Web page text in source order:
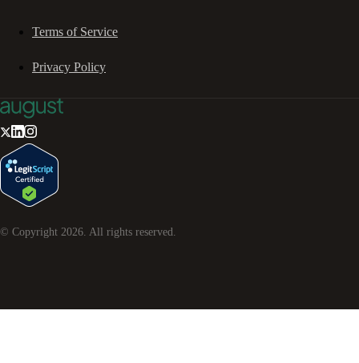
Terms of Service
Privacy Policy
© Copyright 2026. All rights reserved.